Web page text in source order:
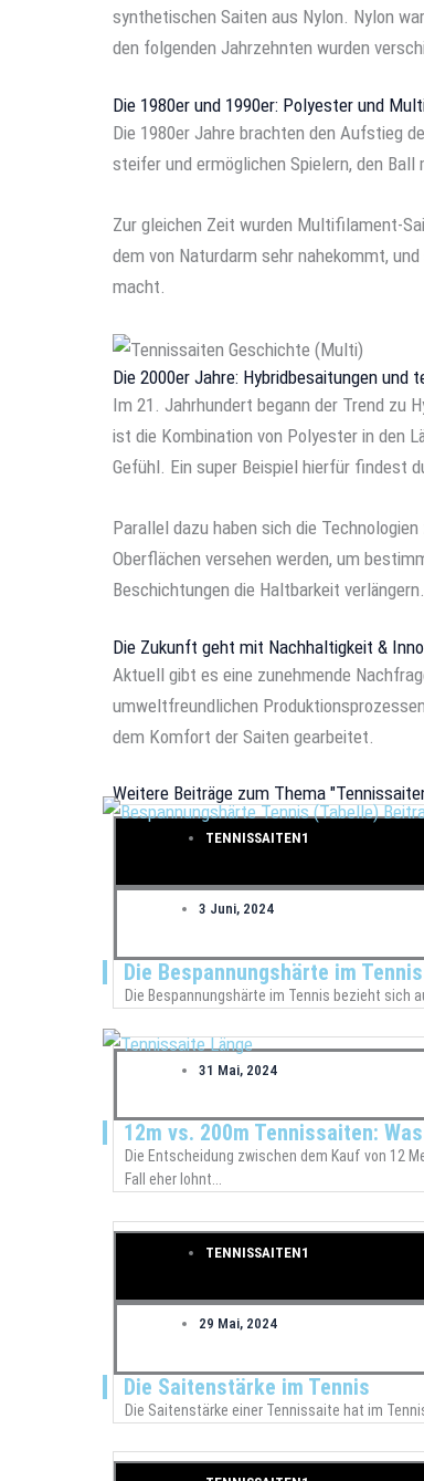
synthetischen Saiten aus Nylon. Nylon
den folgenden Jahrzehnten wurden
Die 1980er und 1990er: Polyester und
Die 1980er Jahre brachten den Aufstieg
steifer und ermöglichen Spielern, den
Zur gleichen Zeit wurden Multifilament-
dem von Naturdarm sehr nahekommt,
macht.
Die 2000er Jahre: Hybridbesaitungen und
Im 21. Jahrhundert begann der Trend zu
ist die Kombination von Polyester in den
Gefühl. Ein super Beispiel hierfür findest
Parallel dazu haben sich die
Oberflächen versehen werden, um
Beschichtungen die Haltbarkeit verlängern.
Die Zukunft geht mit Nachhaltigkeit &
Aktuell gibt es eine zunehmende
umweltfreundlichen
dem Komfort der Saiten gearbeitet.
Weitere Beiträge zum Thema
TENNISSAITEN1
3 Juni, 2024
Die Bespannungshärte im
Die Bespannungshärte im Tennis bezieht sich
31 Mai, 2024
12m vs. 200m Tennissaiten:
Die Entscheidung zwischen dem Kauf von 12
Fall eher lohnt...
TENNISSAITEN1
29 Mai, 2024
Die Saitenstärke im Tennis
Die Saitenstärke einer Tennissaite hat im